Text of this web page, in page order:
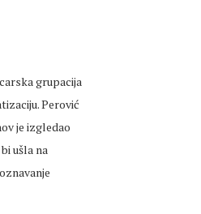
grupacija
Perović
je izgledao
ušla na